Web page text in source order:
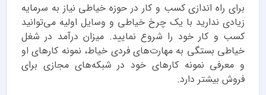
برای راه اندازی کسب و کار در حوزه خیاطی نیاز به سرمایه
زیادی ندارید با یک چرخ خیاطی و وسایل اولیه می‌توانید
کسب و کار خود را شروع نمایید. میزان درآمد در شغل
خیاطی بستگی به مهارت‌های فردی خیاط، نمونه کارهای او
و معرفی نمونه کارهای خود در شبکه‌های مجازی برای
فروش بیشتر دارد.